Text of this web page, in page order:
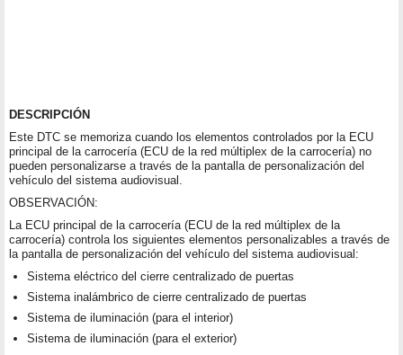
DESCRIPCIÓN
Este DTC se memoriza cuando los elementos controlados por la ECU
principal de la carrocería (ECU de la red múltiplex de la carrocería) no
pueden personalizarse a través de la pantalla de personalización del
vehículo del sistema audiovisual.
OBSERVACIÓN:
La ECU principal de la carrocería (ECU de la red múltiplex de la
carrocería) controla los siguientes elementos personalizables a través de
la pantalla de personalización del vehículo del sistema audiovisual:
Sistema eléctrico del cierre centralizado de puertas
Sistema inalámbrico de cierre centralizado de puertas
Sistema de iluminación (para el interior)
Sistema de iluminación (para el exterior)